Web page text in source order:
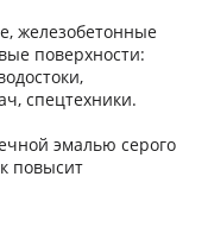
железобетонные
поверхности:
спецтехники.
эмалью серого
повысит